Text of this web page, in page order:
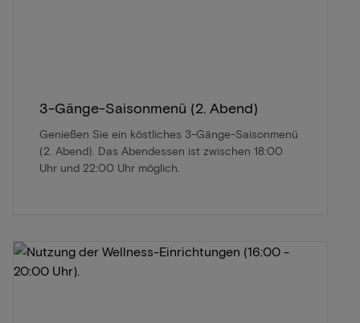
3-Gänge-Saisonmenü (2. Abend)
Genießen Sie ein köstliches 3-Gänge-Saisonmenü
(2. Abend). Das Abendessen ist zwischen 18:00
Uhr und 22:00 Uhr möglich.